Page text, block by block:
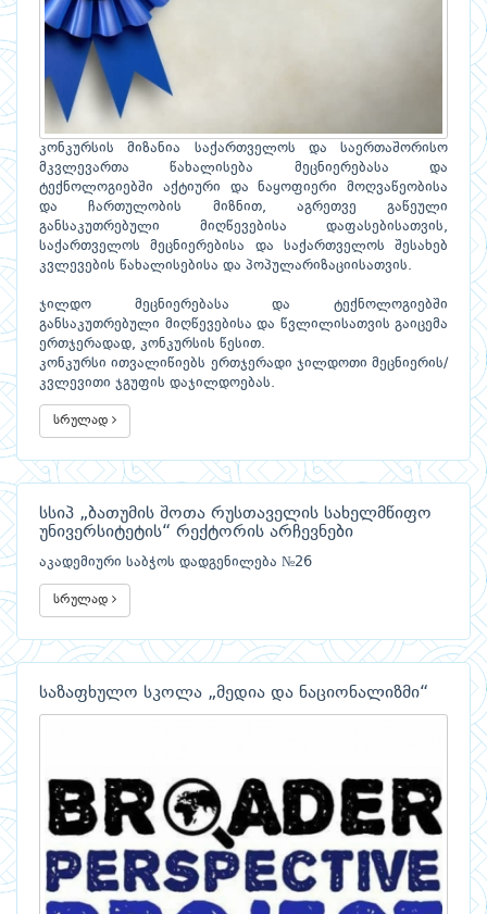
კონკურსის მიზანია საქართველოს და საერთაშორისო
მკვლევართა წახალისება მეცნიერებასა და
ტექნოლოგიებში აქტიური და ნაყოფიერი მოღვაწეობისა
და ჩართულობის მიზნით, აგრეთვე გაწეული
განსაკუთრებული მიღწევებისა დაფასებისათვის,
საქართველოს მეცნიერებისა და საქართველოს შესახებ
კვლევების წახალისებისა და პოპულარიზაციისათვის.
ჯილდო მეცნიერებასა და ტექნოლოგიებში
განსაკუთრებული მიღწევებისა და წვლილისათვის გაიცემა
ერთჯერადად, კონკურსის წესით.
კონკურსი ითვალიწიებს ერთჯერადი ჯილდოთი მეცნიერის/
კვლევითი ჯგუფის დაჯილდოებას.
სრულად
სსიპ „ბათუმის შოთა რუსთაველის სახელმწიფო
უნივერსიტეტის“ რექტორის არჩევნები
აკადემიური საბჭოს დადგენილება №26
სრულად
საზაფხულო სკოლა „მედია და ნაციონალიზმი“